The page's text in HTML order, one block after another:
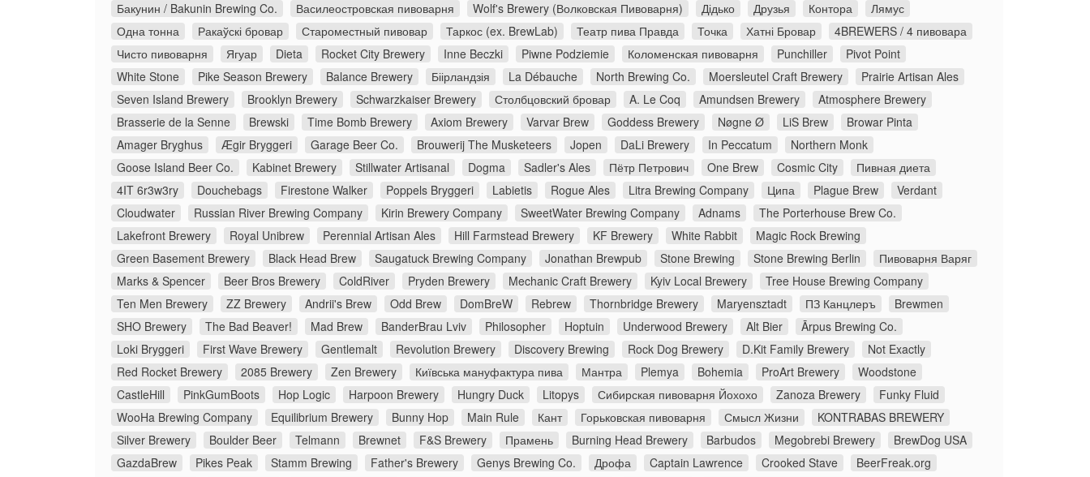
Бакунин / Bakunin Brewing Co.
Василеостровская пивоварня Wolf's Brewery (Волковская Пивоварня) Дідько Друзья Контора
Лямус
Одна тонна
Ракаўскі бровар Староместный пивовар Таркос (ex. BrewLab) Театр пива Правда Точка Хатні Бровар
4BREWERS / 4 пивовара
Чисто пивоварня
Ягуар Dieta Rocket City Brewery Inne Beczki Piwne Podziemie Коломенская пивоварня Punchiller
Pivot Point
White Stone
Pike Season Brewery Balance Brewery Біірландзія La Débauche North Brewing Co. Moersleutel Craft Brewery
Prairie Artisan Ales
Seven Island Brewery
Brooklyn Brewery Schwarzkaiser Brewery Столбцовский бровар A. Le Coq Amundsen Brewery
Atmosphere Brewery
Brasserie de la Senne
Brewski Time Bomb Brewery Axiom Brewery Varvar Brew Goddess Brewery Nøgne Ø LiS Brew
Browar Pinta
Amager Bryghus
Ægir Bryggeri Garage Beer Co. Brouwerij The Musketeers Jopen DaLi Brewery In Peccatum
Northern Monk
Goose Island Beer Co.
Kabinet Brewery Stillwater Artisanal Dogma Sadler's Ales Пётр Петрович One Brew Cosmic City
Пивная диета
4IT 6r3w3ry
Douchebags Firestone Walker Poppels Bryggeri Labietis Rogue Ales Litra Brewing Company Ципа Plague Brew
Verdant
Cloudwater
Russian River Brewing Company Kirin Brewery Company SweetWater Brewing Company Adnams
The Porterhouse Brew Co.
Lakefront Brewery
Royal Unibrew Perennial Artisan Ales Hill Farmstead Brewery KF Brewery White Rabbit
Magic Rock Brewing
Green Basement Brewery
Black Head Brew Saugatuck Brewing Company Jonathan Brewpub Stone Brewing Stone Brewing Berlin
Пивоварня Варяг
Marks & Spencer
Beer Bros Brewery ColdRiver Pryden Brewery Mechanic Craft Brewery Kyiv Local Brewery
Tree House Brewing Company
Ten Men Brewery
ZZ Brewery Andrii's Brew Odd Brew DomBreW Rebrew Thornbridge Brewery Maryensztadt ПЗ Канцлеръ
Brewmen
SHO Brewery
The Bad Beaver! Mad Brew BanderBrau Lviv Philosopher Hoptuin Underwood Brewery Alt Bier
Ārpus Brewing Co.
Loki Bryggeri
First Wave Brewery Gentlemalt Revolution Brewery Discovery Brewing Rock Dog Brewery D.Kit Family Brewery
Not Exactly
Red Rocket Brewery
2085 Brewery Zen Brewery Київська мануфактура пива Мантра Plemya Bohemia ProArt Brewery
Woodstone
CastleHill
PinkGumBoots Hop Logic Harpoon Brewery Hungry Duck Litopys Сибирская пивоварня Йохохо Zanoza Brewery
Funky Fluid
WooHa Brewing Company
Equilibrium Brewery Bunny Hop Main Rule Кант Горьковская пивоварня Смысл Жизни
KONTRABAS BREWERY
Silver Brewery
Boulder Beer Telmann Brewnet F&S Brewery Прамень Burning Head Brewery Barbudos Megobrebi Brewery
BrewDog USA
GazdaBrew
Pikes Peak Stamm Brewing Father's Brewery Genys Brewing Co. Дрофа Captain Lawrence Crooked Stave
BeerFreak.org